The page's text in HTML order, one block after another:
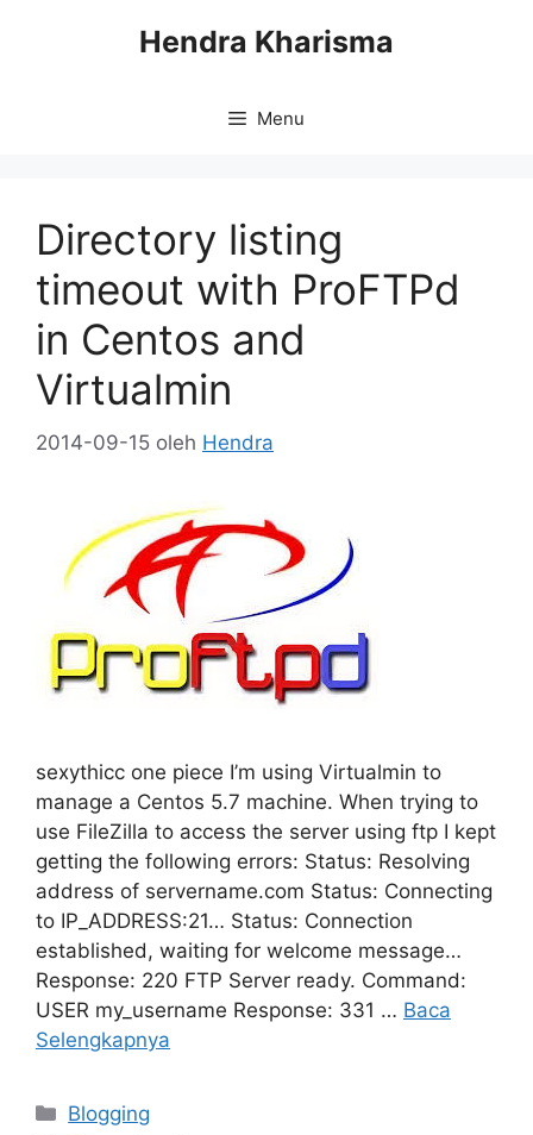
Hendra Kharisma
Menu
Directory listing
timeout with ProFTPd
in Centos and
Virtualmin
2014-09-15 oleh Hendra
sexythicc one piece I’m using Virtualmin to
manage a Centos 5.7 machine. When trying to
use FileZilla to access the server using ftp I kept
getting the following errors: Status: Resolving
address of servername.com Status: Connecting
to IP_ADDRESS:21… Status: Connection
established, waiting for welcome message…
Response: 220 FTP Server ready. Command:
USER my_username Response: 331 … Baca
Selengkapnya
Kategori
Blogging